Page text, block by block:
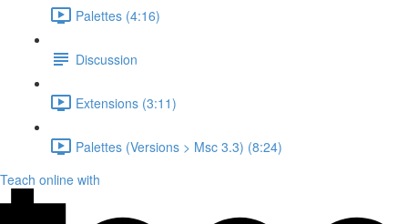
Palettes (4:16)
Discussion
Extensions (3:11)
Palettes (Versions > Msc 3.3) (8:24)
Teach online with